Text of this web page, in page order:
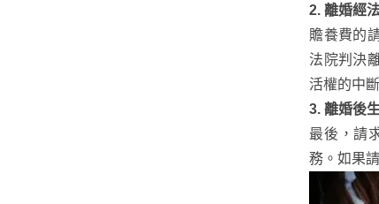
2. 離婚經
贍養費的
法院判決
活權的中斷
3. 離婚後
最後，請
務。如果